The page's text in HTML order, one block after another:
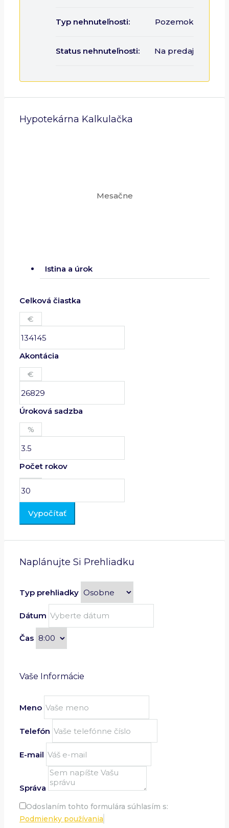
Typ nehnuteľnosti: Pozemok
Status nehnuteľnosti: Na predaj
Hypotekárna Kalkulačka
Mesačne
Istina a úrok
Celková čiastka
€
Akontácia
€
Úroková sadzba
%
Počet rokov
Vypočítať
Naplánujte Si Prehliadku
Typ prehliadky
Dátum
Čas
Vaše Informácie
Meno
Telefón
E-mail
Správa
Odoslaním tohto formulára súhlasím s:
Podmienky používania